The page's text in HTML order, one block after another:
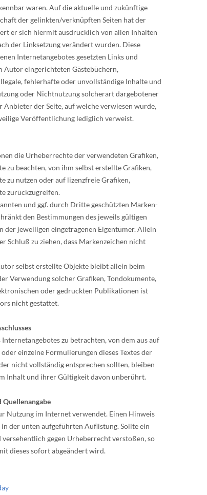
waren. Auf die aktuelle und zukünftige
der gelinkten/verknüpften Seiten hat der
er sich hiermit ausdrücklich von allen Inhalten
der Linksetzung verändert wurden. Diese
Internetangebotes gesetzten Links und
Autor eingerichteten Gästebüchern,
fehlerhafte oder unvollständige Inhalte und
oder Nichtnutzung solcherart dargebotener
der Seite, auf welche verwiesen wurde,
Veröffentlichung lediglich verweist.
die Urheberrechte der verwendeten Grafiken,
zu beachten, von ihm selbst erstellte Grafiken,
zu nutzen oder auf lizenzfreie Grafiken,
zurückzugreifen.
und ggf. durch Dritte geschützten Marken-
den Bestimmungen des jeweils gültigen
der jeweiligen eingetragenen Eigentümer. Allein
Schluß zu ziehen, dass Markenzeichen nicht
selbst erstellte Objekte bleibt allein beim
Verwendung solcher Grafiken, Tondokumente,
oder gedruckten Publikationen ist
nicht gestattet.
zu betrachten, von dem aus auf
einzelne Formulierungen dieses Textes der
nicht vollständig entsprechen sollten, bleiben
Inhalt und ihrer Gültigkeit davon unberührt.
Quellenangabe
Nutzung im Internet verwendet. Einen Hinweis
der unten aufgeführten Auflistung. Sollte ein
gegen Urheberrecht verstoßen, so
dieses sofort abgeändert wird.